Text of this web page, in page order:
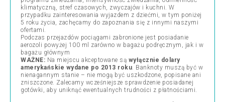
klimatyczną, stref czasowych, zwyczajów i kuchni. W
przypadku zainteresowania wyjazdem z dziećmi, w tym poniżej
5 roku życia, zachęcamy do zapoznania się z innymi naszymi
ofertami.
Podczas przejazdów pociągami zabronione jest posiadanie
aerozoli powyżej 100 ml zarówno w bagażu podręcznym, jak i w
bagażu głównym
WAŻNE: Na miejscu akceptowane są wyłącznie dolary
amerykańskie wydane po 2013 roku. Banknoty muszą być w
nienagannym stanie – nie mogą być uszkodzone, popisane ani
zniszczone. Zalecamy wcześniejsze sprawdzenie posiadanej
gotówki, aby uniknąć ewentualnych trudności z płatnościami.